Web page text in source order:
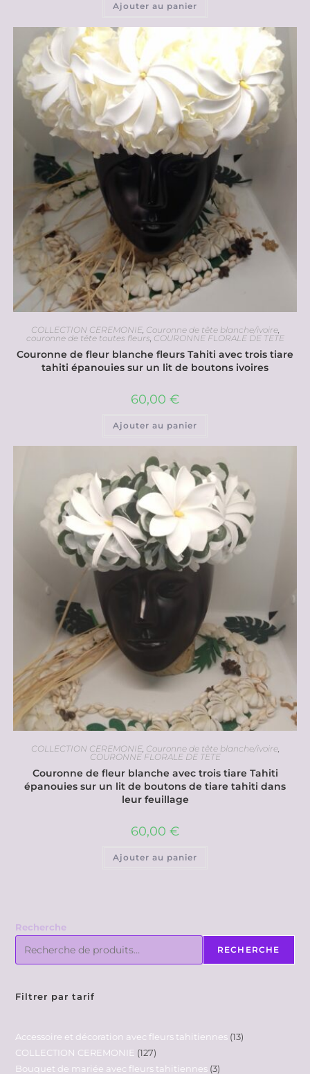
Ajouter au panier
COLLECTION CEREMONIE, Couronne de tête blanche/ivoire,
couronne de tête toutes fleurs COURONNE FLORALE DE TETE
Couronne de fleur blanche fleurs Tahiti avec trois tiare
tahiti épanouies sur un lit de boutons ivoires
60,00 €
Ajouter au panier
COLLECTION CEREMONIE, Couronne de tête blanche/ivoire,
COURONNE FLORALE DE TETE
Couronne de fleur blanche avec trois tiare Tahiti
épanouies sur un lit de boutons de tiare tahiti dans
leur feuillage
60,00 €
Ajouter au panier
Recherche
RECHERCHE
Filtrer par tarif
Accessoire et décoration avec fleurs tahitiennes 13
COLLECTION CEREMONIE 127
Bouquet de mariée avec fleurs tahitiennes 3